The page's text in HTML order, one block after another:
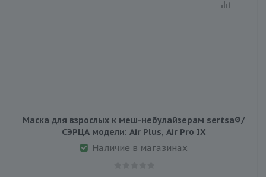
Маска для взрослых к меш-небулайзерам sertsa®/
СЭРЦА модели: Air Plus, Air Pro IX
Наличие в магазинах